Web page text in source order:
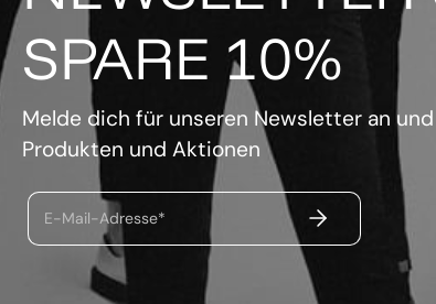
SPARE 10%
Melde dich für unseren Newsletter an
Produkten und Aktionen
E-Mail-Adresse*